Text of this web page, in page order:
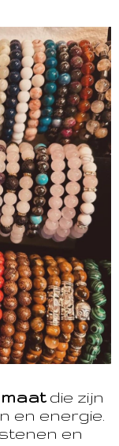
die zijn
en energie.
en